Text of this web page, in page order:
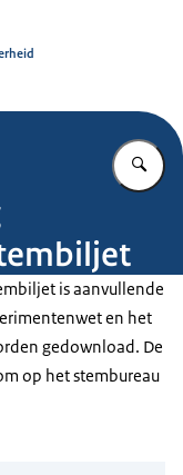
is aanvullende
en het
gedownload. De
op het stembureau